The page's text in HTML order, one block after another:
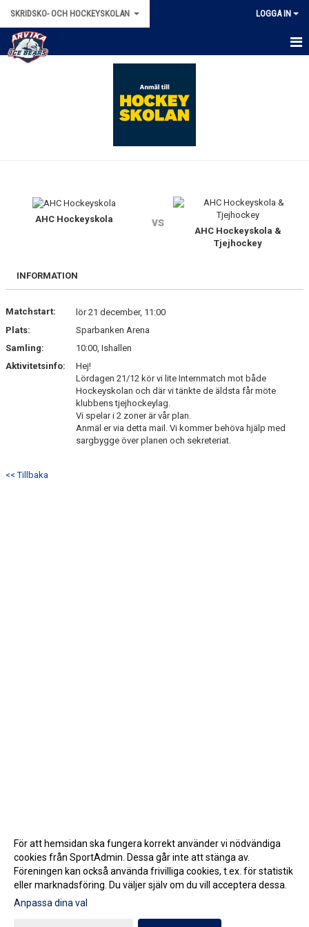
SKRIDSKO- OCH HOCKEYSKOLAN LOGGA IN
BILDGALLERI
AHC Hockeyskola vs
AHC Hockeyskola &
Tjejhockey
INFORMATION
Matchstart:
lör 21 december, 11:00
Plats:
Sparbanken Arena
Samling:
10:00, Ishallen
Aktivitetsinfo:
Hej!
Lördagen 21/12 kör vi lite Internmatch mot både
Hockeyskolan och där vi tänkte de äldsta får möte
klubbens tjejhockeylag.
Vi spelar i 2 zoner är vår plan.
Anmäl er via detta mail. Vi kommer behöva hjälp med
sargbygge över planen och sekreteriat.
<< Tillbaka
Gå till Webbversion
För att hemsidan ska fungera korrekt använder vi nödvändiga
cookies från SportAdmin. Dessa går inte att stänga av.
Föreningen kan också använda frivilliga cookies, t.ex. för statistik
eller marknadsföring. Du väljer själv om du vill acceptera dessa.
Anpassa dina val